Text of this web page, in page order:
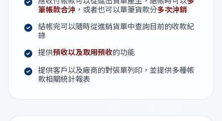
筆帳款合沖 ，或者也可以單筆貨款分多次沖銷
結帳完可以隨時從進銷貨單中查詢目前的收款紀
錄
提供預收以及取用預收的功能
提供客戶以及廠商的對張單列印，並提供多種帳
款相關統計報表